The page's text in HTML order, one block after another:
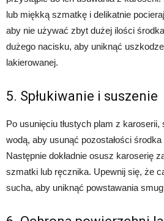
lub miękką szmatkę i delikatnie
aby nie używać zbyt dużej ilości
dużego nacisku, aby uniknąć
lakierowanej.
5. Spłukiwanie i suszenie
Po usunięciu tłustych plam z
wodą, aby usunąć pozostałości
Następnie dokładnie osusz karoserię
szmatki lub ręcznika. Upewnij się, że
sucha, aby uniknąć powstawania